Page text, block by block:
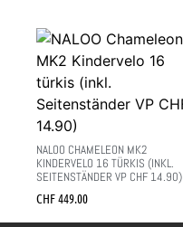
NALOO CHAMELEON MK2
KINDERVELO 16 TÜRKIS (INKL.
SEITENSTÄNDER VP CHF 14.90)
CHF449.00